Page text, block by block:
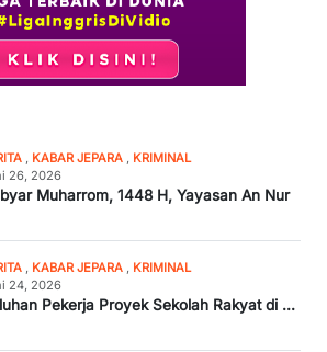
, KABAR JEPARA , KRIMINAL
26, 2026
Muharrom, 1448 H, Yayasan An Nur
, KABAR JEPARA , KRIMINAL
24, 2026
Pekerja Proyek Sekolah Rakyat di ...